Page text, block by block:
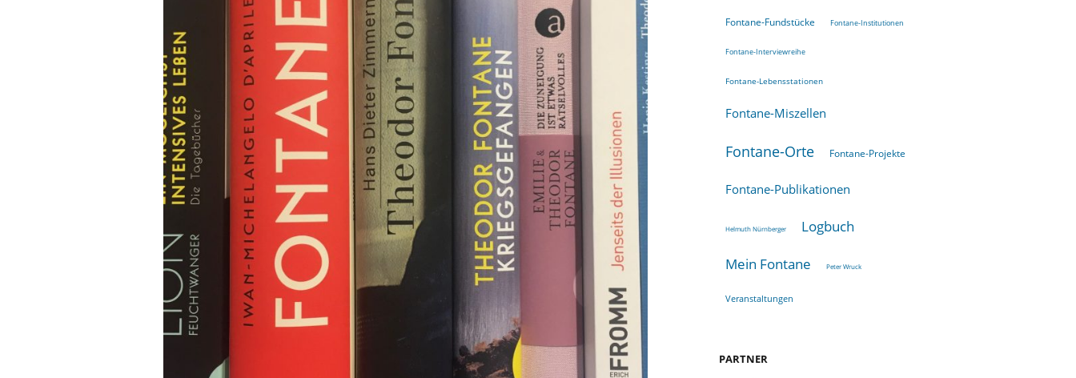
LEBENSSTATIONEN
FONTANE-ORTE
FONTANE-PROJEKTE
Fontane-Fundstücke Fontane-Institutionen
Fontane-Interviewreihe
Fontane-Lebensstationen
Fontane-Miszellen
Fontane-Orte Fontane-Projekte
Fontane-Publikationen
Helmuth Nürnberger Logbuch
Mein Fontane Peter Wruck
Veranstaltungen
PARTNER